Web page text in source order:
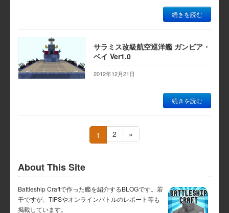
続きを読む
サラミス改級航空巡洋艦 ガンビア・
ベイ Ver1.0
2012年12月21日
続きを読む
ナ
ビ
固
定
ジ
1
固
定
2 »
About This Site
Battleship Craftで作った艦を紹介するBLOGです。若
干ですが、TIPSやオンラインバトルのレポート等も
掲載しています。